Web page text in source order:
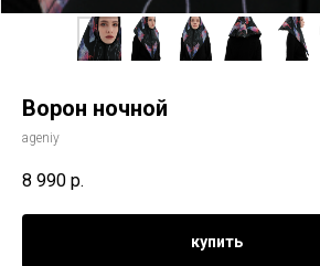
Ворон ночной
ageniy
8 990 р.
купить